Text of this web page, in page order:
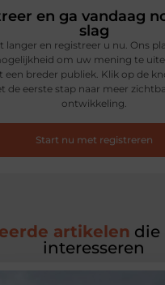
en ga vandaag
slag
langer en registreer u nu. Ons
om uw mening te
een breder publiek. Klik op de
de eerste stap naar meer
ontwikkeling.
Start nu met registreren
artikelen die
interesseren